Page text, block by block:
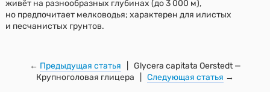
живёт на разнообразных глубинах (до 3 000 м),
но предпочитает мелководья; характерен для илистых
и песчанистых грунтов.
← Предыдущая статья | Glycera capitata Oerstedt —
Крупноголовая глицера |Следующая статья →